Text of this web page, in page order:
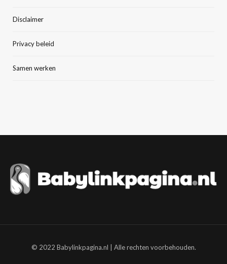
Disclaimer
Privacy beleid
Samen werken
© 2022 Babylinkpagina.nl | Alle rechten voorbehouden.